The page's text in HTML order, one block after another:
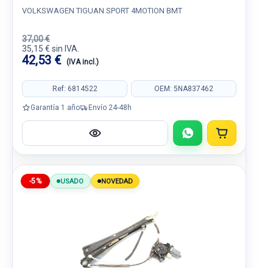
VOLKSWAGEN TIGUAN SPORT 4MOTION BMT
37,00 €
35,15 € sin IVA.
42,53 € (IVA incl.)
Ref: 6814522 OEM: 5NA837462
Garantía 1 año Envío 24-48h
-5% USADO NOVEDAD